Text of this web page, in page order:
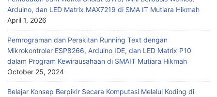
Arduino, dan LED Matrix MAX7219 di SMA IT Mutiara Hikmah
April 1, 2026
Pemrograman dan Perakitan Running Text dengan
Mikrokontroler ESP8266, Arduino IDE, dan LED Matrix P10
dalam Program Kewirausahaan di SMAIT Mutiara Hikmah
October 25, 2024
Belajar Konsep Berpikir Secara Komputasi Melalui Koding di